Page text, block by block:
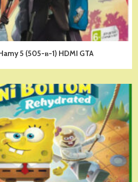
5 (505-в-1) HDMI GTA